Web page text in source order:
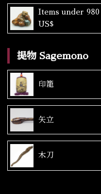
Items under 980
US$
提物 Sagemono
印籠
矢立
木刀